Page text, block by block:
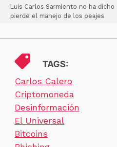
Luis Carlos Sarmiento no ha
pierde el manejo de los peajes
TAGS:
Carlos Calero
Criptomoneda
Desinformación
El Universal
Bitcoins